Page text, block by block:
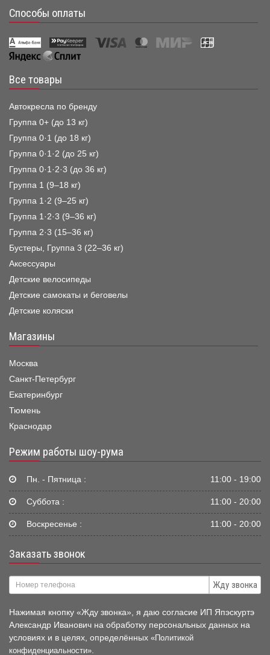
Способы оплаты
Все товары
Автокресла по бренду
Группа 0+ (до 13 кг)
Группа 0·1 (до 18 кг)
Группа 0·1·2 (до 25 кг)
Группа 0·1·2·3 (до 36 кг)
Группа 1 (9–18 кг)
Группа 1·2 (9–25 кг)
Группа 1·2·3 (9–36 кг)
Группа 2·3 (15–36 кг)
Бустеры, Группа 3 (22–36 кг)
Аксессуары
Детские велосипеды
Детские самокаты и беговелы
Детские коляски
Магазины
Москва
Санкт-Петербург
Екатеринбург
Тюмень
Краснодар
Режим работы шоу-рума
Пн. - Пятница : 11:00 - 19:00
Суббота : 11:00 - 20:00
Воскресенье : 11:00 - 20:00
Заказать звонок
Жду звонка
Нажимая кнопку «Жду звонка», я даю согласие ИП Япэскуртэ
Александр Иванович на обработку персональных данных на
условиях и в целях, определённых «Политикой
конфиденциальности».